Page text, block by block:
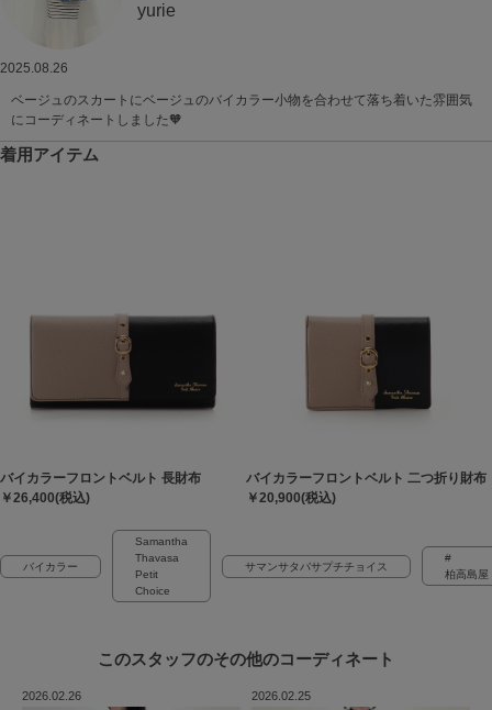
yurie
2025.08.26
ベージュのスカートにベージュのバイカラー小物を合わせて落ち着いた雰囲気
にコーディネートしました🧡
着用アイテム
バイカラーフロントベルト 長財布
￥26,400(税込)
バイカラーフロントベルト 二つ折り財布
￥20,900(税込)
バイカラー
Samantha
Thavasa
Petit
Choice
サマンサタバサプチチョイス
#
柏高島屋
このスタッフのその他のコーディネート
2026.02.26 2026.02.25